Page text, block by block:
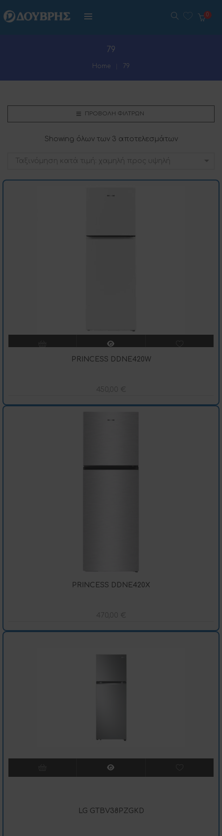
79
Home 79
ΠΡΟΒΟΛΉ ΦΊΛΤΡΩΝ
Showing όλων των 3 αποτελεσμάτων
Ταξινόμηση κατά τιμή: χαμηλή προς υψηλή
PRINCESS DDNE420W
450,00 €
PRINCESS DDNE420X
470,00 €
LG GTBV38PZGKD